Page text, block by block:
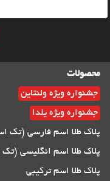
محصولات
جشنواره ویژه ولنتاین
جشنواره ویژه یلدا
پلاک طلا اسم فارسی (تک
پلاک طلا اسم انگلیسی
پلاک طلا اسم ترکیبی